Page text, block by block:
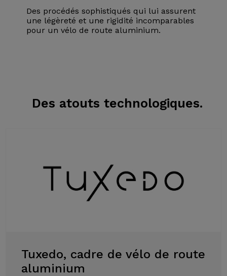
Des procédés sophistiqués qui lui assurent
une légèreté et une rigidité incomparables
pour un vélo de route aluminium.
Des atouts technologiques.
Tuxedo, cadre de vélo de route
aluminium